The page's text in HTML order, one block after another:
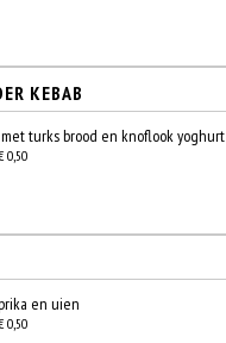
KEBAB
turks brood en knoflook yoghurt
0,50
en uien
0,50